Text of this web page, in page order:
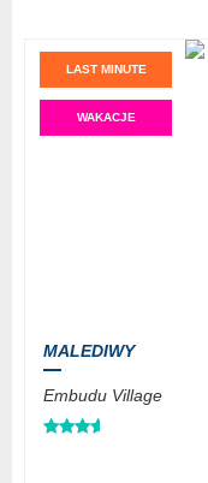
LAST MINUTE
WAKACJE
MALEDIWY
Embudu Village